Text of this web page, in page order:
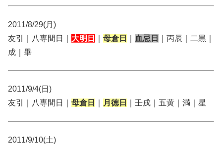
2011/8/29(月)
友引｜八専間日｜ 大明日 母倉日 血忌日
｜丙辰｜二黒｜
成｜畢
2011/9/4(日)
友引｜八専間日｜ 母倉日 月徳日 ｜壬戌｜五黄｜満｜星
2011/9/10(土)